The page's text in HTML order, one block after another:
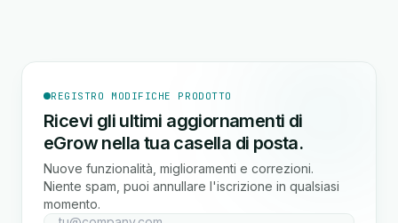
REGISTRO MODIFICHE PRODOTTO
Ricevi gli ultimi aggiornamenti di
eGrow nella tua casella di posta.
Nuove funzionalità, miglioramenti e correzioni.
Niente spam, puoi annullare l'iscrizione in qualsiasi
momento.